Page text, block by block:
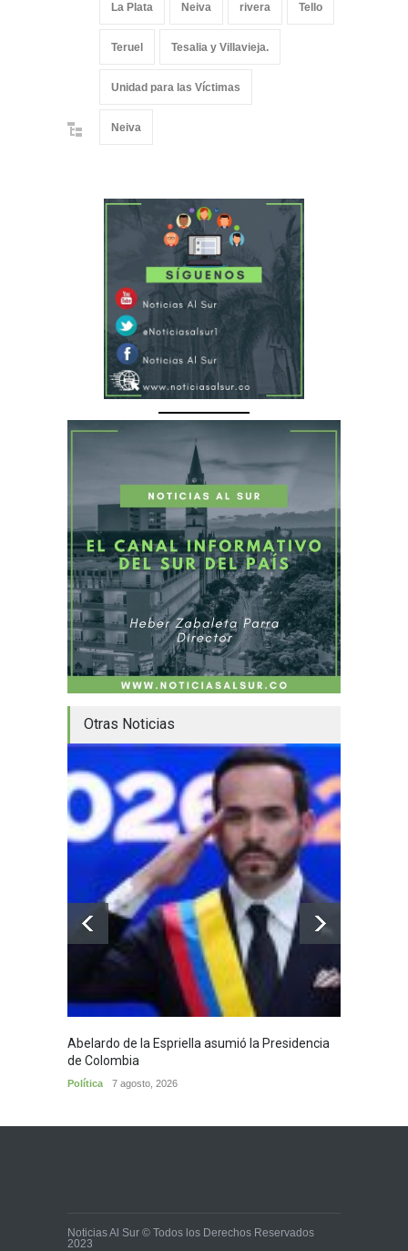
La Plata Neiva rivera Tello
Teruel Tesalia y Villavieja.
Unidad para las Víctimas
Neiva
Otras Noticias
Abelardo de la Espriella asumió la Presidencia
de Colombia
Política 7 agosto, 2026
Noticias Al Sur © Todos los Derechos Reservados
2023